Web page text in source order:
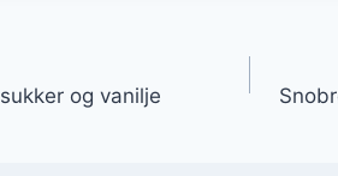
og vanilje